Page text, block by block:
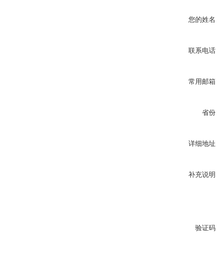
您的姓名
联系电话
常用邮箱
省份
详细地址
补充说明
验证码